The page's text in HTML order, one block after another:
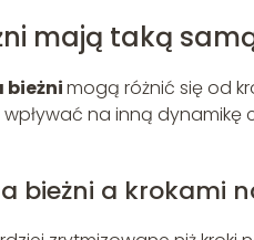
mają taką
bieżnimogą różnić się od
wpływać na inną
bieżni a krokami